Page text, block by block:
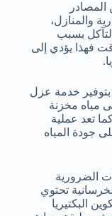
والمنازل،
بسبب
فهذا يؤدي إلى
بتوفير خدمة عزل
مياه مخزنة
تعد عملية
جودة المياه
الضرورية
تحتوي
البكتيريا